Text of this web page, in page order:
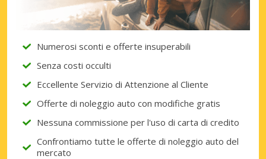
Numerosi sconti e offerte insuperabili
Senza costi occulti
Eccellente Servizio di Attenzione al Cliente
Offerte di noleggio auto con modifiche gratis
Nessuna commissione per l'uso di carta di credito
Confrontiamo tutte le offerte di noleggio auto del
mercato